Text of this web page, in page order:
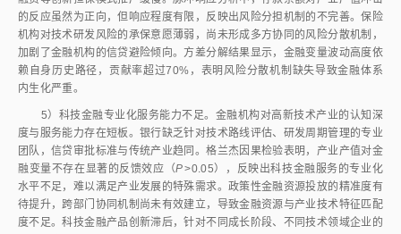
图6 方差分析输出结果
2.8 主要问题诊断